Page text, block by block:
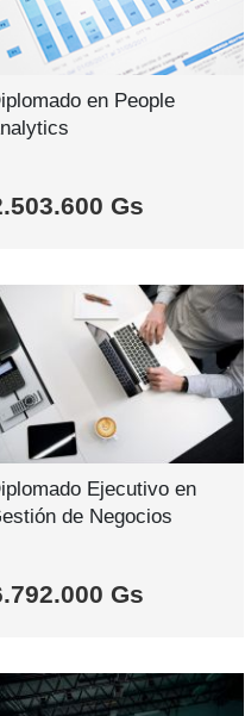
en People
Gs
Ejecutivo en
de Negocios
Gs